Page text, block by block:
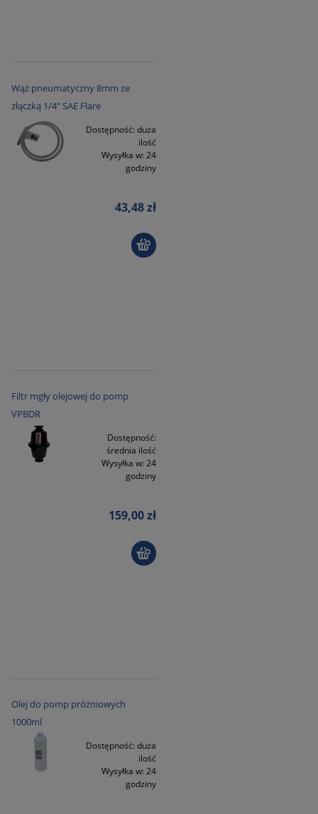
Wąż pneumatyczny 8mm ze
złączką 1/4" SAE Flare
Dostępność: duża
ilość
Wysyłka w: 24
godziny
43,48 zł
Filtr mgły olejowej do pomp
VPBDR
Dostępność:
średnia ilość
Wysyłka w: 24
godziny
159,00 zł
Olej do pomp próżniowych
1000ml
Dostępność: duża
ilość
Wysyłka w: 24
godziny